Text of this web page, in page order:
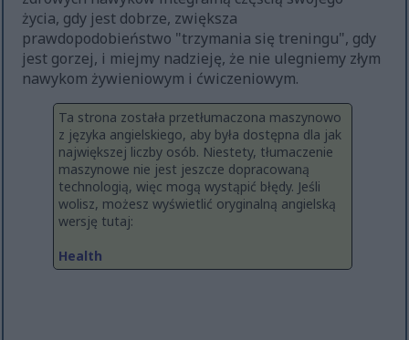
życia, gdy jest dobrze, zwiększa
prawdopodobieństwo "trzymania się treningu", gdy
jest gorzej, i miejmy nadzieję, że nie ulegniemy złym
nawykom żywieniowym i ćwiczeniowym.
Ta strona została przetłumaczona maszynowo
z języka angielskiego, aby była dostępna dla jak
największej liczby osób. Niestety, tłumaczenie
maszynowe nie jest jeszcze dopracowaną
technologią, więc mogą wystąpić błędy. Jeśli
wolisz, możesz wyświetlić oryginalną angielską
wersję tutaj:
Health